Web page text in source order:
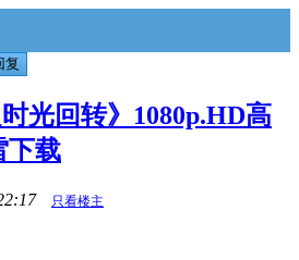
复
光回转》1080p.HD高
下载
只看楼主